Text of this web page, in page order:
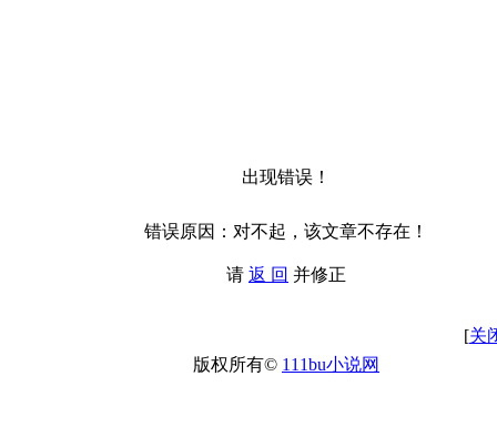
出现错误！
错误原因：对不起，该文章不存在！
请 返 回 并修正
[关
版权所有© 111bu小说网